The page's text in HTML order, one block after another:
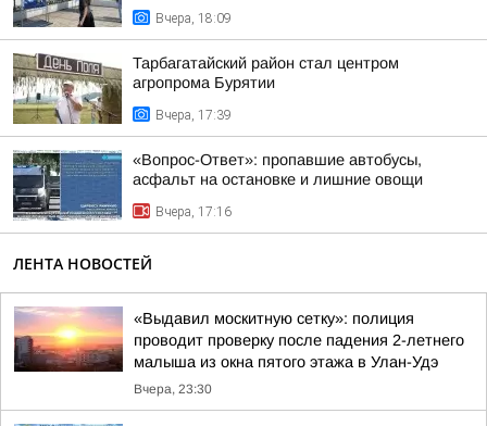
Вчера, 18:09
Тарбагатайский район стал центром
агропрома Бурятии
Вчера, 17:39
«Вопрос-Ответ»: пропавшие автобусы,
асфальт на остановке и лишние овощи
Вчера, 17:16
ЛЕНТА НОВОСТЕЙ
«Выдавил москитную сетку»: полиция
проводит проверку после падения 2-летнего
малыша из окна пятого этажа в Улан-Удэ
Вчера, 23:30